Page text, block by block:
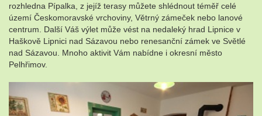
rozhledna Pípalka, z jejíž terasy můžete shlédnout téměř celé
území Českomoravské vrchoviny, Větrný zámeček nebo lanové
centrum. Další Váš výlet může vést na nedaleký hrad Lipnice v
Haškově Lipnici nad Sázavou nebo renesanční zámek ve Světlé
nad Sázavou. Mnoho aktivit Vám nabídne i okresní město
Pelhřimov.